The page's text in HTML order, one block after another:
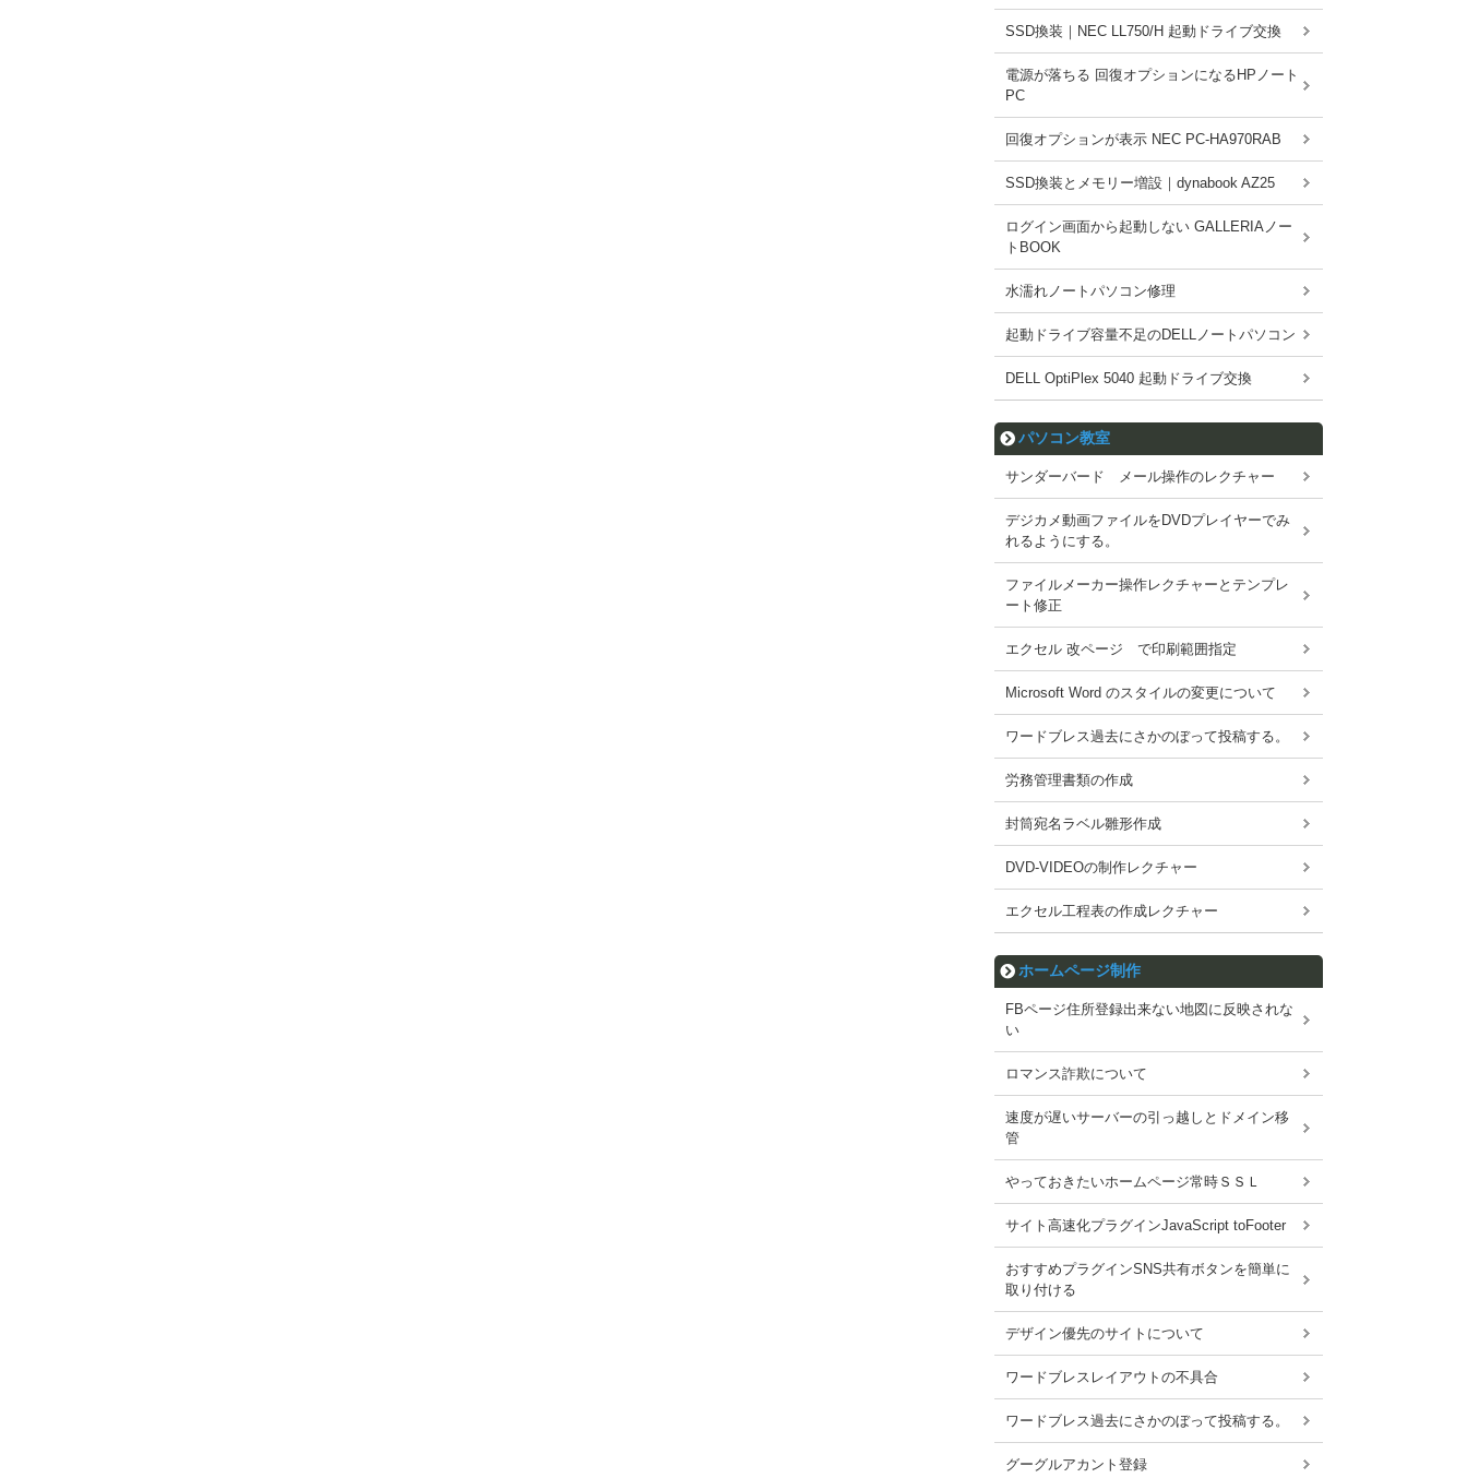
SSD換装｜NEC LL750/H 起動ドライブ交換
電源が落ちる 回復オプションになるHPノート
PC
回復オプションが表示 NEC PC-HA970RAB
SSD換装とメモリー増設｜dynabook AZ25
ログイン画面から起動しない GALLERIAノー
トBOOK
水濡れノートパソコン修理
起動ドライブ容量不足のDELLノートパソコン
DELL OptiPlex 5040 起動ドライブ交換
パソコン教室
サンダーバード メール操作のレクチャー
デジカメ動画ファイルをDVDプレイヤーでみ
れるようにする。
ファイルメーカー操作レクチャーとテンプレ
ート修正
エクセル 改ページ で印刷範囲指定
Microsoft Word のスタイルの変更について
ワードブレス過去にさかのぼって投稿する。
労務管理書類の作成
封筒宛名ラベル雛形作成
DVD-VIDEOの制作レクチャー
エクセル工程表の作成レクチャー
ホームページ制作
FBページ住所登録出来ない地図に反映されな
い
ロマンス詐欺について
速度が遅いサーバーの引っ越しとドメイン移
管
やっておきたいホームページ常時ＳＳＬ
サイト高速化プラグインJavaScript toFooter
おすすめプラグインSNS共有ボタンを簡単に
取り付ける
デザイン優先のサイトについて
ワードブレスレイアウトの不具合
ワードブレス過去にさかのぼって投稿する。
グーグルアカント登録